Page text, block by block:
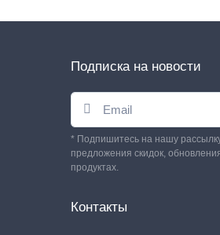
Подписка на новости
* Подпишитесь на нашу
предложения скидок,
продуктах.
Контакты